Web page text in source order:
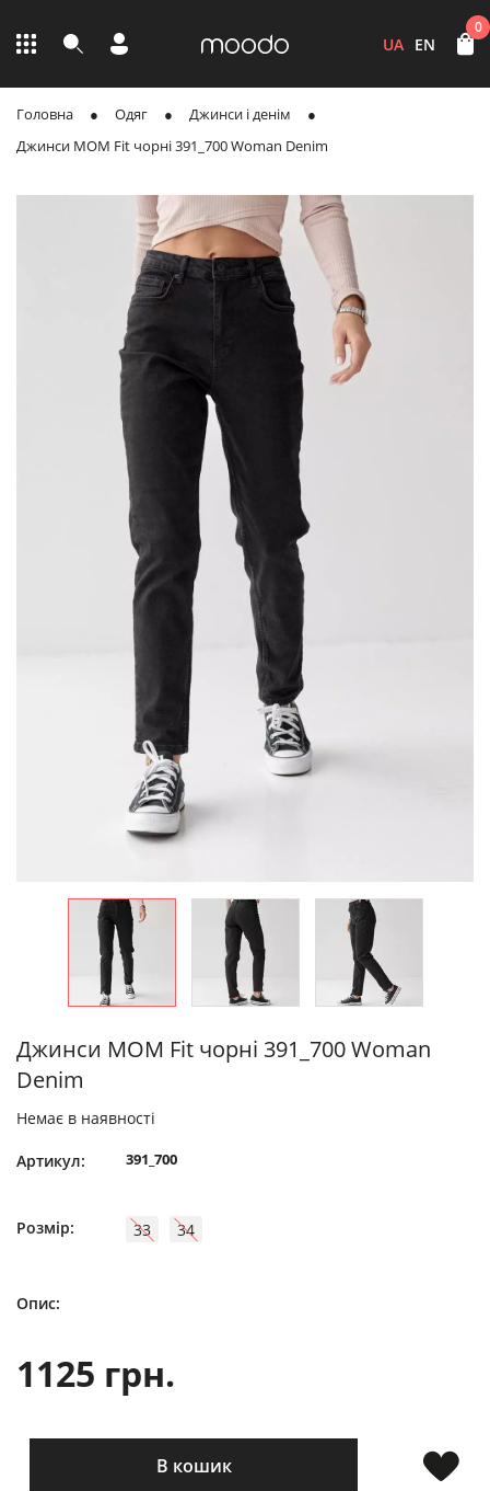
UA EN
0
Головна Одяг
Джинси і денім
Джинси MOM Fit чорні 391_700 Woman Denim
Джинси MOM Fit чорні 391_700 Woman
Denim
Немає в наявності
Артикул: 391_700
Розмір: 33 34
Опис:
1125 грн.
В кошик